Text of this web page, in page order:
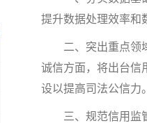
提升数据处理效率和
二、突出重点领域
诚信方面，将出台信
设以提高司法公信力
三、规范信用监管